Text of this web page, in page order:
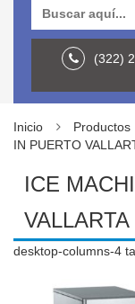
(322)
Inicio Productos
IN PUERTO
ICE
VALLARTA
desktop-columns-4